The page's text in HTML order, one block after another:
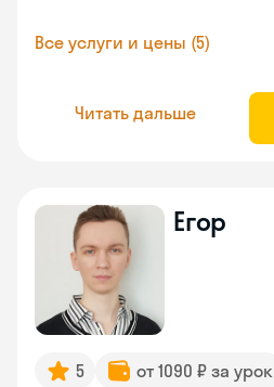
Все услуги и цены (5)
Читать дальше
Егор
5 от 1090 ₽ за урок